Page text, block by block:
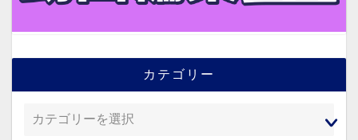
カテゴリー